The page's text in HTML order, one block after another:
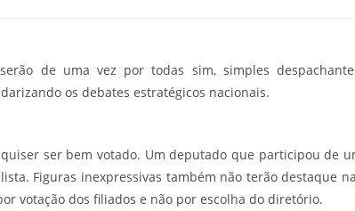
de uma vez por todas sim, simples
os debates estratégicos nacionais.
ser bem votado. Um deputado que participou de
Figuras inexpressivas também não terão destaque
votação dos filiados e não por escolha do diretório.